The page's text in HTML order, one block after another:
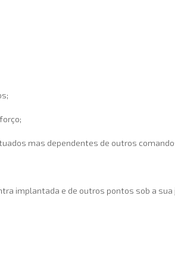
mas dependentes de outros
implantada e de outros pontos sob a sua